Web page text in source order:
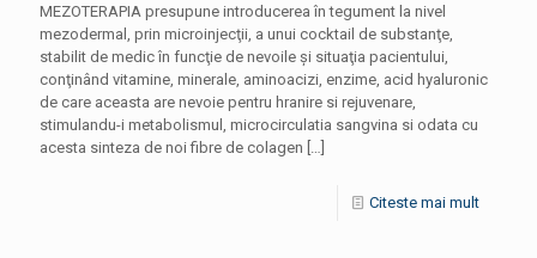
MEZOTERAPIA presupune introducerea în tegument la nivel
mezodermal, prin microinjecţii, a unui cocktail de substanţe,
stabilit de medic în funcţie de nevoile şi situaţia pacientului,
conţinând vitamine, minerale, aminoacizi, enzime, acid hyaluronic
de care aceasta are nevoie pentru hranire si rejuvenare,
stimulandu-i metabolismul, microcirculatia sangvina si odata cu
acesta sinteza de noi fibre de colagen […]
Citeste mai mult